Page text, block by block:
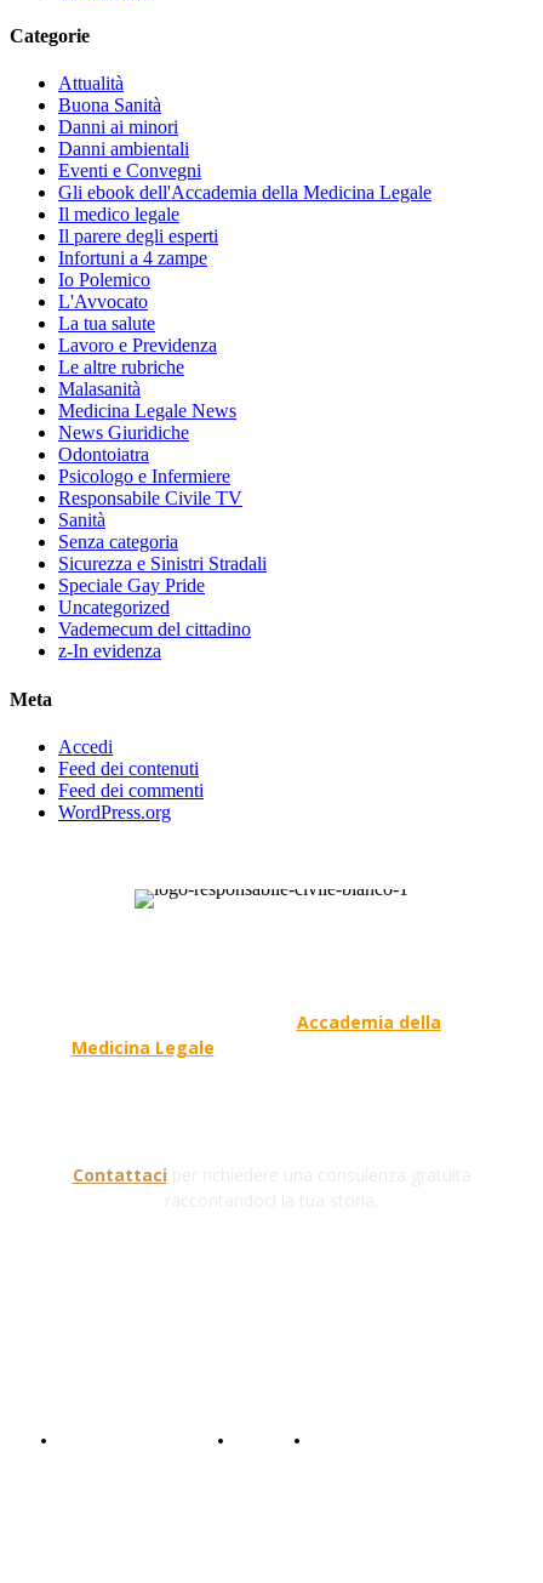
Categorie
Attualità
Buona Sanità
Danni ai minori
Danni ambientali
Eventi e Convegni
Gli ebook dell'Accademia della Medicina Legale
Il medico legale
Il parere degli esperti
Infortuni a 4 zampe
Io Polemico
L'Avvocato
La tua salute
Lavoro e Previdenza
Le altre rubriche
Malasanità
Medicina Legale News
News Giuridiche
Odontoiatra
Psicologo e Infermiere
Responsabile Civile TV
Sanità
Senza categoria
Sicurezza e Sinistri Stradali
Speciale Gay Pride
Uncategorized
Vademecum del cittadino
z-In evidenza
Meta
Accedi
Feed dei contenuti
Feed dei commenti
WordPress.org
Accademia della
Medicina Legale
Contattaci